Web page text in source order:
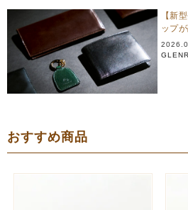
【新
ップ
｜グレ
おすすめ商品